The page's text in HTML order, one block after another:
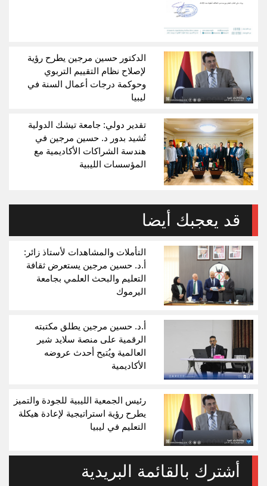
الدكتور حسين مرجين يطرح رؤية
لإصلاح نظام التقييم التربوي
وحوكمة درجات أعمال السنة في
ليبيا
تقدير دولي: جامعة تيشك الدولية
تُشيد بدور د. حسين مرجين في
هندسة الشراكات الأكاديمية مع
المؤسسات الليبية
قد يعجبك أيضا
التأملات والمشاهدات لأستاذ زائر:
أ.د. حسين مرجين يستعرض ثقافة
التعليم والبحث العلمي بجامعة
اليرموك
أ.د. حسين مرجين يطلق مكتبته
الرقمية على منصة سلايد شير
العالمية ويُتيح أحدث عروضه
الأكاديمية
رئيس الجمعية الليبية للجودة والتميز
يطرح رؤية استراتيجية لإعادة هيكلة
التعليم في ليبيا
أشترك بالقائمة البريدية